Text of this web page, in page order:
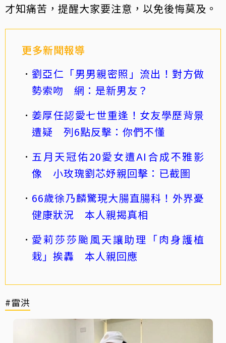
才知痛苦，提醒大家要注意，以免後悔莫及。
更多新聞報導
劉亞仁「男男親密照」流出！對方做
勢索吻 網：是新男友？
姜厚任認愛七世重逢！女友學歷背景
遭疑 列6點反擊：你們不懂
五月天冠佑20愛女遭AI合成不雅影
像 小玫瑰劉芯妤親回擊：已截圖
66歲徐乃麟驚現大腸直腸科！外界憂
健康狀況 本人親揭真相
愛莉莎莎颱風天讓助理「肉身護植
栽」挨轟 本人親回應
#雷洪